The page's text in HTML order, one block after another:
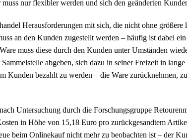
nur flexibler werden und sich den geänderten
Herausforderungen mit sich, die nicht ohne größere
an den Kunden zugestellt werden – häufig ist dabei
muss diese durch den Kunden unter Umständen
abgeben, sich dazu in seiner Freizeit in
Kunden bezahlt zu werden – die Ware zurücknehmen,
Untersuchung durch die Forschungsgruppe
in Höhe von 15,18 Euro pro zurückgesandtem
beim Onlinekauf nicht mehr zu beobachten ist – der